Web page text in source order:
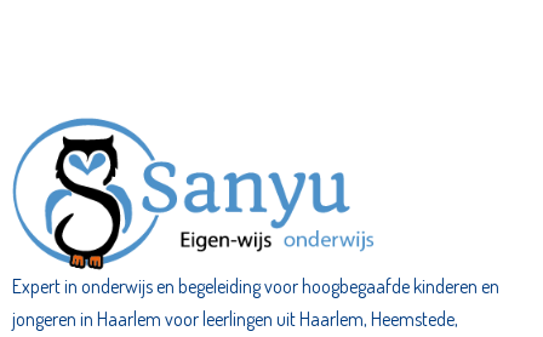
Expert in onderwijs en begeleiding voor hoogbegaafde kinderen en
jongeren in Haarlem voor leerlingen uit Haarlem, Heemstede,